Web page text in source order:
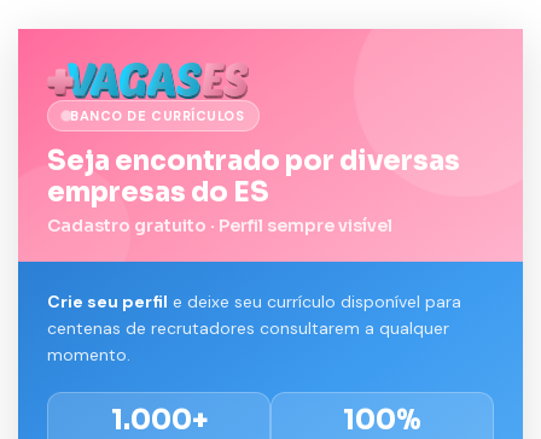
BANCO DE CURRÍCULOS
Seja encontrado por diversas
empresas do ES
Cadastro gratuito · Perfil sempre visível
Crie seu perfil e deixe seu currículo disponível para
centenas de recrutadores consultarem a qualquer
momento.
1.000+ 100%